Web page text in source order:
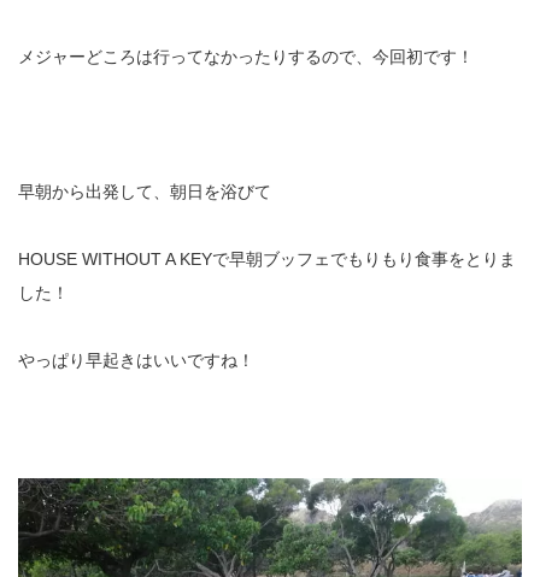
メジャーどころは行ってなかったりするので、今回初です！
早朝から出発して、朝日を浴びて
HOUSE WITHOUT A KEYで早朝ブッフェでもりもり食事をとりま
した！
やっぱり早起きはいいですね！